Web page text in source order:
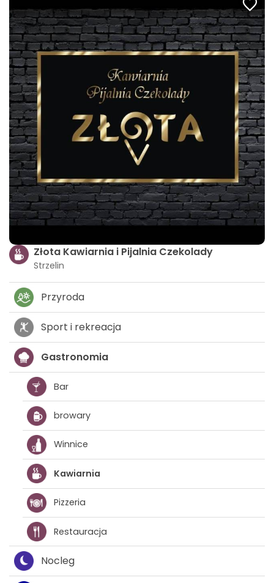
Złota Kawiarnia i Pijalnia Czekolady
Strzelin
Przyroda
Sport i rekreacja
Gastronomia
Bar
browary
Winnice
Kawiarnia
Pizzeria
Restauracja
Nocleg